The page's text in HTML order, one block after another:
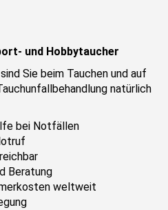
und Hobbytaucher
Sie beim Tauchen und auf
natürlich
bei Notfällen
Beratung
weltweit